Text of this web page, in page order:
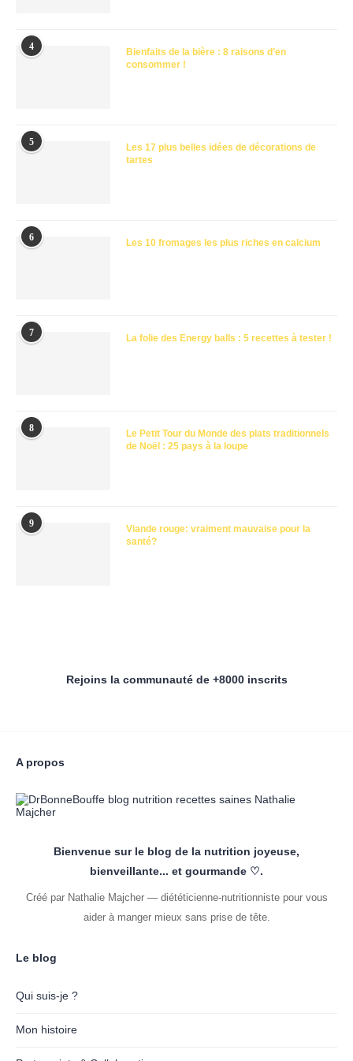
4
Bienfaits de la bière : 8 raisons d’en
consommer !
5
Les 17 plus belles idées de décorations de
tartes
6 Les 10 fromages les plus riches en calcium
7 La folie des Energy balls : 5 recettes à tester !
8
Le Petit Tour du Monde des plats traditionnels
de Noël : 25 pays à la loupe
9
Viande rouge: vraiment mauvaise pour la
santé?
Rejoins la communauté de +8000 inscrits
A propos
Bienvenue sur le blog de la nutrition joyeuse,
bienveillante... et gourmande ♡.
Créé par Nathalie Majcher — diététicienne-nutritionniste pour vous
aider à manger mieux sans prise de tête.
Le blog
Qui suis-je ?
Mon histoire